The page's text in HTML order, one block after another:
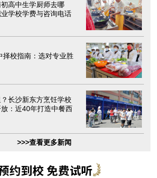
初高中生学厨师去哪
学校学费与咨询电话
择校指南：选对专业胜
长沙新东方烹饪学校
：近40年打造中餐西
>>>查看更多新闻